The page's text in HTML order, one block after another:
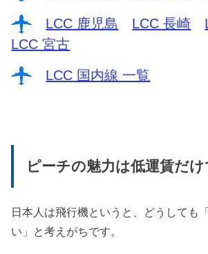
LCC 鹿児島 LCC 長崎
LCC 宮古
LCC 国内線 一覧
ピーチの魅力は低運賃だけ
日本人は飛行機というと、どうしても
い」と考えがちです。